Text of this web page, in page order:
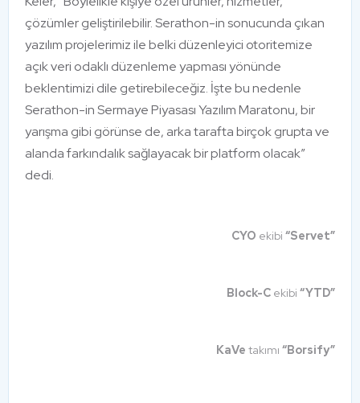
çözümler geliştirilebilir. Serathon-in sonucunda çıkan
yazılım projelerimiz ile belki düzenleyici otoritemize
açık veri odaklı düzenleme yapması yönünde
beklentimizi dile getirebileceğiz. İşte bu nedenle
Serathon-in Sermaye Piyasası Yazılım Maratonu, bir
yarışma gibi görünse de, arka tarafta birçok grupta ve
alanda farkındalık sağlayacak bir platform olacak”
dedi.
CYO ekibi “Servet”
Block-C ekibi “YTD”
KaVe takımı “Borsify”